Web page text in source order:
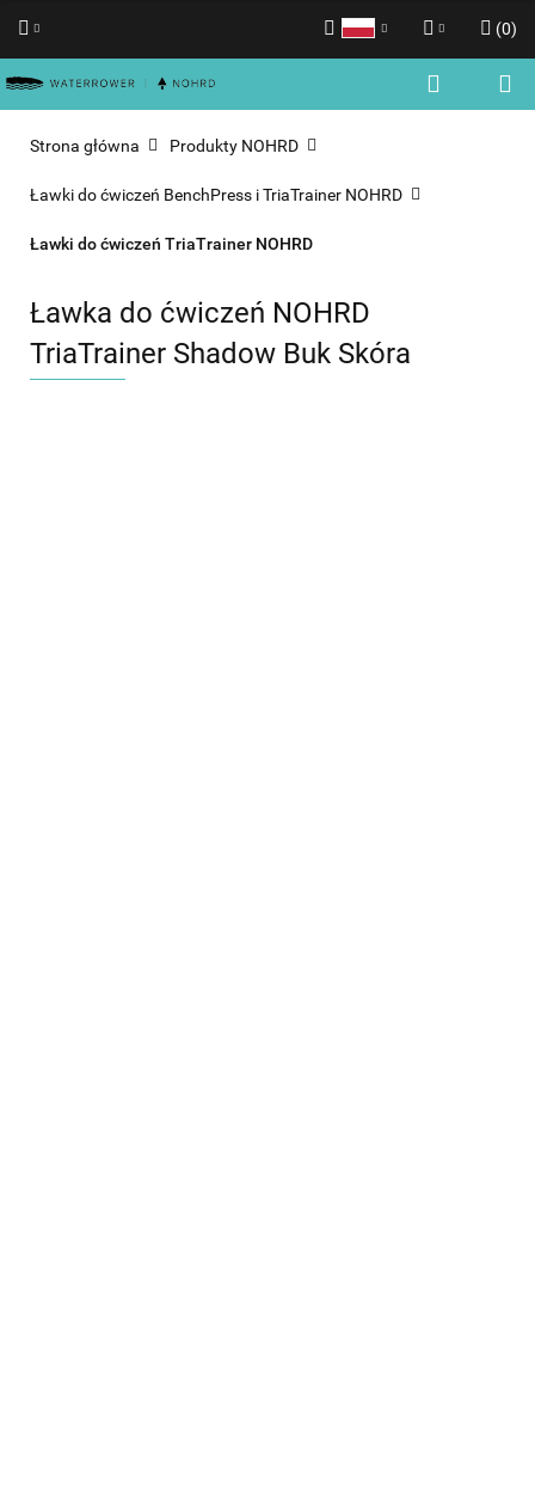
Zaloguj się
Zgody cookies
(0)
Strona główna Produkty NOHRD
Ławki do ćwiczeń BenchPress i TriaTrainer NOHRD
Ławki do ćwiczeń TriaTrainer NOHRD
Ławka do ćwiczeń NOHRD
TriaTrainer Shadow Buk Skóra